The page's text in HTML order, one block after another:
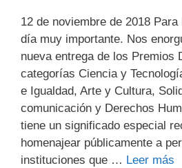
12 de noviembre de 2018
día muy importante. Nos
nueva entrega de los Premios
categorías Ciencia y
e Igualdad, Arte y Cultura,
comunicación y Derechos
tiene un significado especial
homenajear públicamente a
instituciones que … Leer más